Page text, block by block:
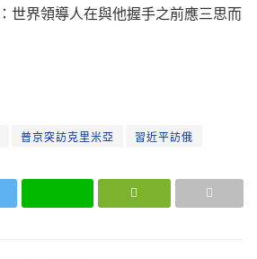
世界領導人在與他握手之前應三思而
普京突訪克里米亞 習近平訪俄